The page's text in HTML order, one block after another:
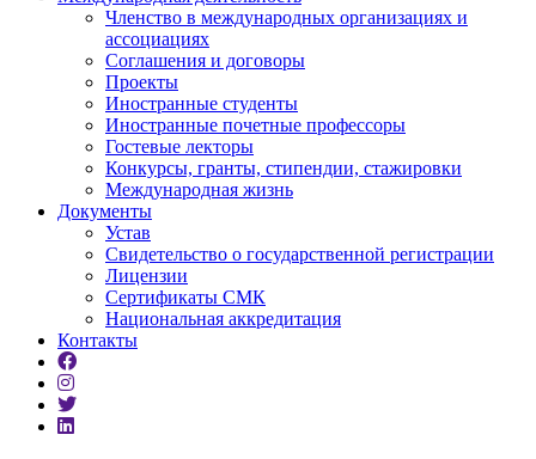
Членство в международных организациях и
ассоциациях
Соглашения и договоры
Проекты
Иностранные студенты
Иностранные почетные профессоры
Гостевые лекторы
Конкурсы, гранты, стипендии, стажировки
Международная жизнь
Документы
Устав
Свидетельство о государственной регистрации
Лицензии
Сертификаты СМК
Национальная аккредитация
Контакты